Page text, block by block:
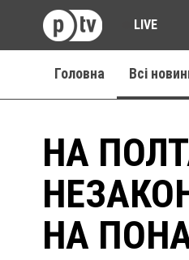
LIVE
Головна Всі
НА
НА